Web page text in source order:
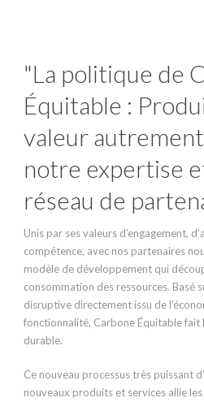
"La politique de
Équitable :
valeur
notre expertise
réseau de
Unis par ses valeurs d’engagement,
compétence, avec nos partenaires
modèle de développement qui
consommation des ressources. Basé
disruptive directement issu de
fonctionnalité, Carbone Équitable fait
durable.
Ce nouveau processus très puissant
nouveaux produits et services allie